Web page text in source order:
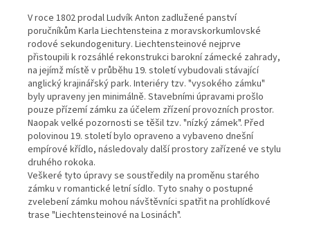
V roce 1802 prodal Ludvík Anton zadlužené panství
poručníkům Karla Liechtensteina z moravskorkumlovské
rodové sekundogenitury. Liechtensteinové nejprve
přistoupili k rozsáhlé rekonstrukci barokní zámecké zahrady,
na jejímž místě v průběhu 19. století vybudovali stávající
anglický krajinářský park. Interiéry tzv. "vysokého zámku"
byly upraveny jen minimálně. Stavebními úpravami prošlo
pouze přízemí zámku za účelem zřízení provozních prostor.
Naopak velké pozornosti se těšil tzv. "nízký zámek". Před
polovinou 19. století bylo opraveno a vybaveno dnešní
empírové křídlo, následovaly další prostory zařízené ve stylu
druhého rokoka.
Veškeré tyto úpravy se soustředily na proměnu starého
zámku v romantické letní sídlo. Tyto snahy o postupné
zvelebení zámku mohou návštěvníci spatřit na prohlídkové
trase "Liechtensteinové na Losinách".